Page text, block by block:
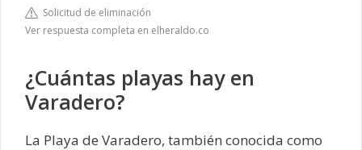
Solicitud de eliminación
Ver respuesta completa en elheraldo.co
¿Cuántas playas hay en
Varadero?
La Playa de Varadero, también conocida como